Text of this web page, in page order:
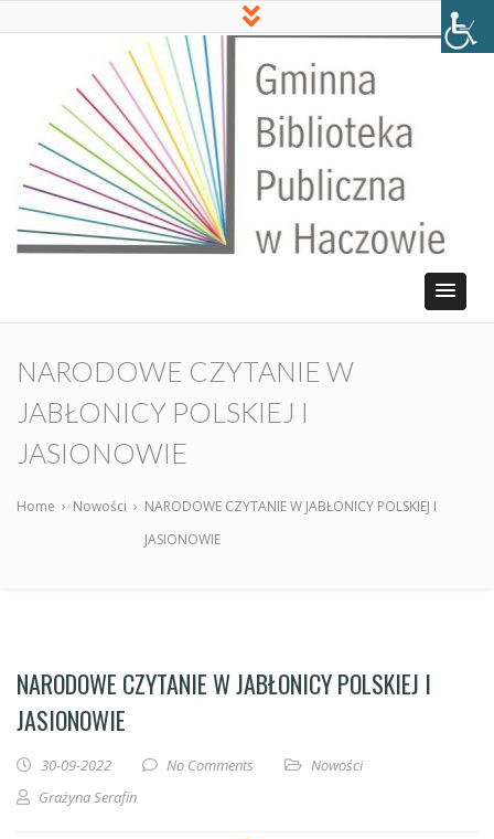
NARODOWE CZYTANIE W
JABŁONICY POLSKIEJ I
JASIONOWIE
Home › Nowości › NARODOWE CZYTANIE W JABŁONICY POLSKIEJ I
JASIONOWIE
NARODOWE CZYTANIE W JABŁONICY POLSKIEJ I
JASIONOWIE
30-09-2022 No Comments
Nowości
Grażyna Serafin